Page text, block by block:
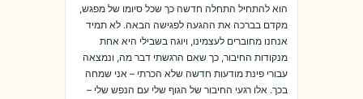
הוא להתחיל התחלה חדשה כך שכל סיומו של מפגש,
מקדם בברכה את ההגעה לפגישה הבאה. לא תמיד
אנחנו מחוברים לעצמינו, ויוגה בשבילי היא אחת
מנקודות החיבור, כך שאם הרגשתי דבר מה, ונמצאה
עבורי פינת מודעות חדשה שלא הכרתי – אני שמחה
בכך. אלו רגעי החיבור של הגוף שלי עם הנפש שלי –